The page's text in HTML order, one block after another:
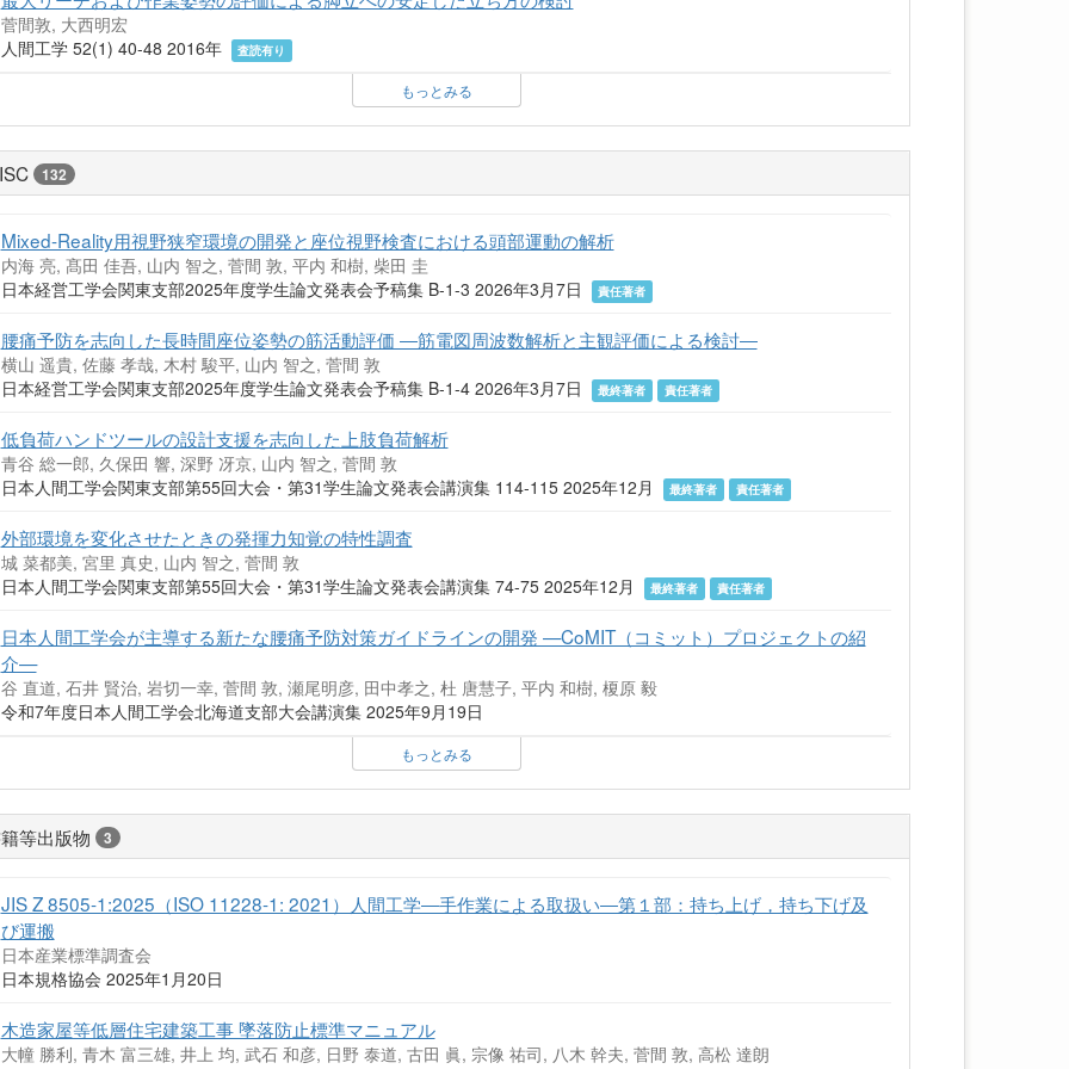
菅間敦, 大西明宏
人間工学 52(1) 40-48 2016年
査読有り
もっとみる
132
Mixed-Reality用視野狭窄環境の開発と座位視野検査における頭部運動の解析
内海 亮, 髙田 佳吾, 山内 智之, 菅間 敦, 平内 和樹, 柴田 圭
日本経営工学会関東支部2025年度学生論文発表会予稿集 B-1-3 2026年3月7日
責任著者
腰痛予防を志向した長時間座位姿勢の筋活動評価 ―筋電図周波数解析と主観評価による検討―
横山 遥貴, 佐藤 孝哉, 木村 駿平, 山内 智之, 菅間 敦
日本経営工学会関東支部2025年度学生論文発表会予稿集 B-1-4 2026年3月7日
最終著者 責任著者
低負荷ハンドツールの設計支援を志向した上肢負荷解析
青谷 総一郎, 久保田 響, 深野 冴京, 山内 智之, 菅間 敦
日本人間工学会関東支部第55回大会・第31学生論文発表会講演集 114-115 2025年12月
最終著者 責任著者
外部環境を変化させたときの発揮力知覚の特性調査
城 菜都美, 宮里 真史, 山内 智之, 菅間 敦
日本人間工学会関東支部第55回大会・第31学生論文発表会講演集 74-75 2025年12月
最終著者 責任著者
日本人間工学会が主導する新たな腰痛予防対策ガイドラインの開発 —CoMIT（コミット）プロジェクトの紹
介—
谷 直道, 石井 賢治, 岩切一幸, 菅間 敦, 瀬尾明彦, 田中孝之, 杜 唐慧子, 平内 和樹, 榎原 毅
令和7年度日本人間工学会北海道支部大会講演集 2025年9月19日
もっとみる
等出版物 3
JIS Z 8505-1:2025（ISO 11228-1: 2021）人間工学―手作業による取扱い―第１部：持ち上げ，持ち下げ及
び運搬
日本産業標準調査会
日本規格協会 2025年1月20日
木造家屋等低層住宅建築工事 墜落防止標準マニュアル
大幢 勝利, 青木 富三雄, 井上 均, 武石 和彦, 日野 泰道, 古田 眞, 宗像 祐司, 八木 幹夫, 菅間 敦, 高松 達朗